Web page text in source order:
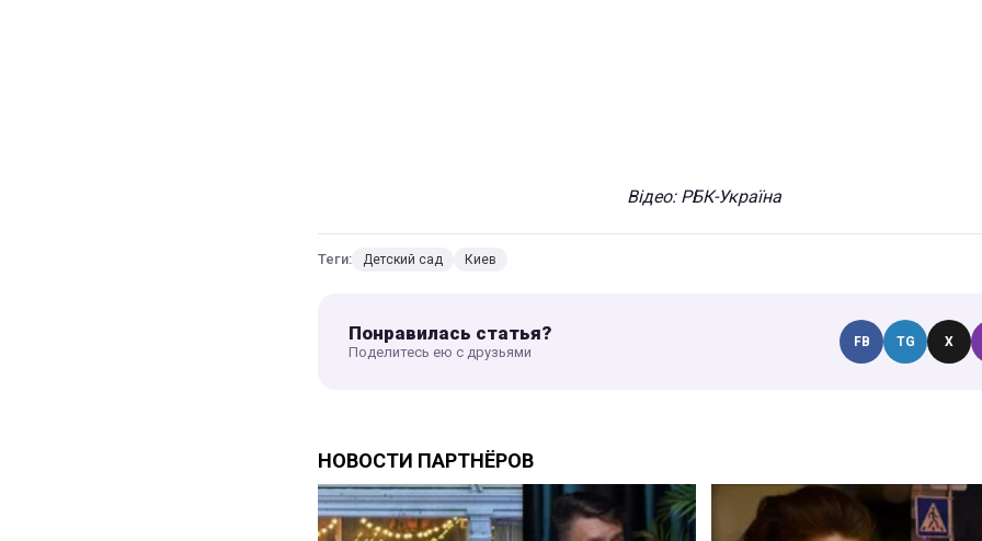
Відео: РБК-Україна
Теги: Детский сад Киев
Понравилась статья?
Поделитесь ею с друзьями
FB TG X